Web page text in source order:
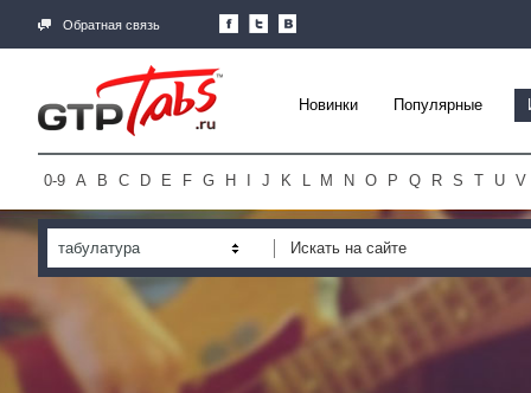
Обратная связь
Новинки Популярные
0-9 A B C D E F G H J K L M N O P Q R S T U V
табулатура